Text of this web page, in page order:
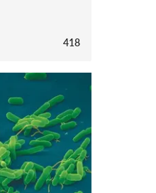
418